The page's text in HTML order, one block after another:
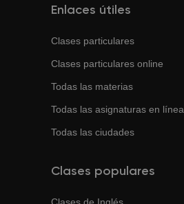
Enlaces útiles
Clases particulares
Clases particulares online
Todas las materias
Todas las asignaturas en línea
Todas las ciudades
Clases populares